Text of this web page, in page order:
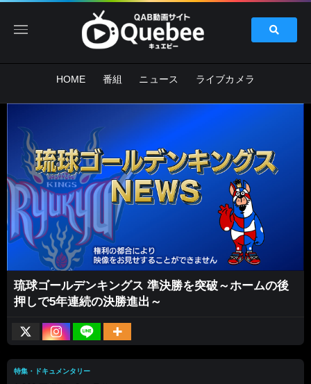
HOME 番組 ニュース ライブカメラ
琉球ゴールデンキングス 準決勝を突破～ホームの後
押しで5年連続の決勝進出～
特集・ドキュメンタリー